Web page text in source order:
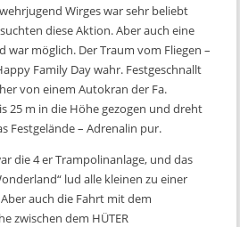
Wirges war sehr beliebt
diese Aktion. Aber auch eine
war möglich. Der Traum vom Fliegen –
Family Day wahr. Festgeschnallt
von einem Autokran der Fa.
25 m in die Höhe gezogen und dreht
Festgelände – Adrenalin pur.
die 4 er Trampolinanlage, und das
lud alle kleinen zu einer
auch die Fahrt mit dem
zwischen dem HÜTER